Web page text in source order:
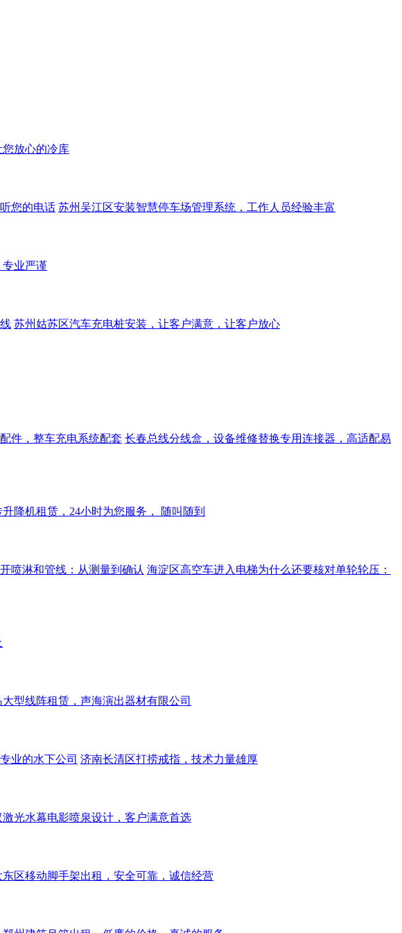
放心的冷库
您的电话 苏州吴江区安装智慧停车场管理系统，工作人员经验丰富
专业严谨
苏州姑苏区汽车充电桩安装，让客户满意，让客户放心
件，整车充电系统配套 长春总线分线盒，设备维修替换专用连接器，高适配易
降机租赁，24小时为您服务， 随叫随到
喷淋和管线：从测量到确认 海淀区高空车进入电梯为什么还要核对单轮轮压：
大型线阵租赁，声海演出器材有限公司
业的水下公司 济南长清区打捞戒指，技术力量雄厚
激光水幕电影喷泉设计，客户满意首选
东区移动脚手架出租，安全可靠，诚信经营